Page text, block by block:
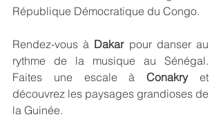
République Démocratique du Congo.
Rendez-vous à Dakar pour danser au
rythme de la musique au Sénégal.
Faites une escale à Conakry et
découvrez les paysages grandioses de
la Guinée.